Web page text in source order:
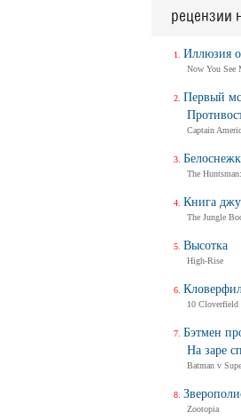
рецензии
Иллюзия
Now You See
Первый
Captain
The
Книга
The Jungle
Высотка
High-Rise
10 Cloverfield
Бэтмен
На заре
Batman v
Zootopia